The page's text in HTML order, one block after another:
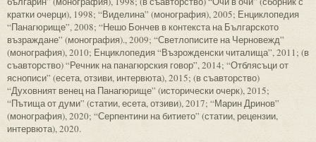
кратки очерци), 1998; “Виделина” (монография), 2005; Енциклопедия
“Панагюрище”, 2008; “Нешо Бончев в контекста на Българското
възраждане” (монография)., 2009; “Светлописите на Черновежд”
(монография), 2010; Енциклопедия “Възрожденски читалища”, 2011; (в
съавторство) “Речник на панагюрския говор”, 2014; “Отблясъци от
яснописи” (есета, отзиви, интервюта), 2015; (в съавторство)
“Духовният венец на Панагюрище” (исторически очерк), 2015;
“Пътища от думи” (статии, есета, отзиви), 2017; “Марин Дринов”
(монография), 2020; “Серпентини на битието” (статии, рецензии,
интервюта), 2020.